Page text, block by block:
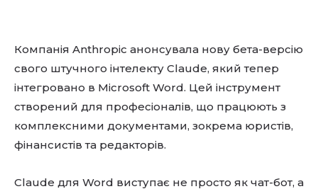
Компанія Anthropic анонсувала нову бета-версію
свого штучного інтелекту Claude, який тепер
інтегровано в Microsoft Word. Цей інструмент
створений для професіоналів, що працюють з
комплексними документами, зокрема юристів,
фінансистів та редакторів.
Claude для Word виступає не просто як чат-бот, а